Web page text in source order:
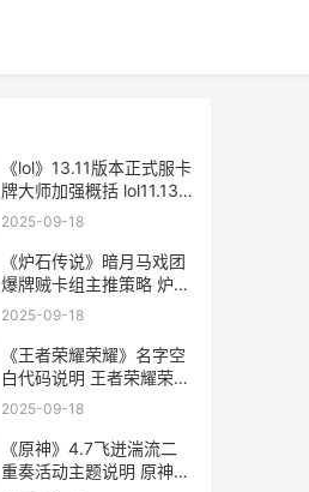
《lol》13.11版本正式服卡
牌大师加强概括 lol11.13
版本更新时间
2025-09-18
《炉石传说》暗月马戏团
爆牌贼卡组主推策略 炉石
传说暗言术
2025-09-18
《王者荣耀荣耀》名字空
白代码说明 王者荣耀荣耀
之章
2025-09-18
《原神》4.7飞迸湍流二
重奏活动主题说明 原神